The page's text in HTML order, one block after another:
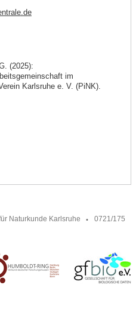
.de
(2025):
im
Karlsruhe e. V. (PiNK).
Naturkunde Karlsruhe
0721/175